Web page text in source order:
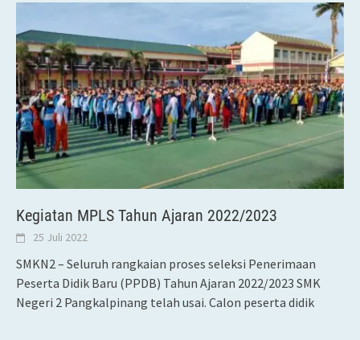
Kegiatan MPLS Tahun Ajaran 2022/2023
25 Juli 2022
SMKN2 – Seluruh rangkaian proses seleksi Penerimaan
Peserta Didik Baru (PPDB) Tahun Ajaran 2022/2023 SMK
Negeri 2 Pangkalpinang telah usai. Calon peserta didik